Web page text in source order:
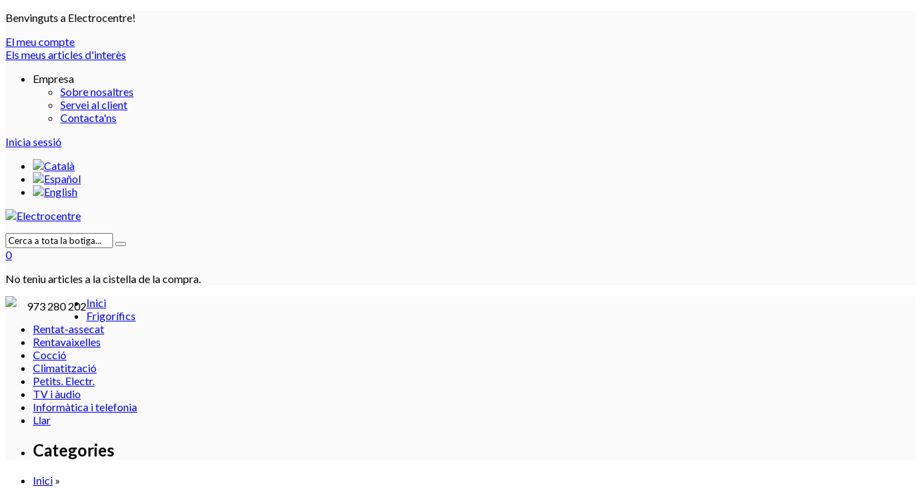
Benvinguts a Electrocentre!
El meu compte
Els meus articles d'interès
Empresa
Sobre nosaltres
Servei al client
Contacta'ns
Inicia sessió
0
No teniu articles a la cistella de la compra.
973 280 202Inici
Frigorífics
Rentat-assecat
Rentavaixelles
Cocció
Climatització
Petits. Electr.
TV i àudio
Informàtica i telefonia
Llar
Categories
Inici »